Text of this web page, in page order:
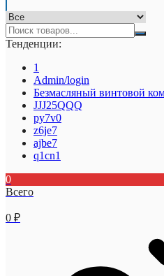
Тенденции:
1
Admin/login
Безмасляный винтовой
JJJ25QQQ
py7v0
z6je7
ajbe7
q1cn1
0
Всего
0 ₽